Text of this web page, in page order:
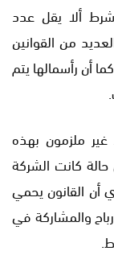
ألا يقل عدد
من القوانين
أن رأسمالها يتم
ملزمون بهذه
حالة كانت الشركة
أن القانون يحمي
والمشاركة في